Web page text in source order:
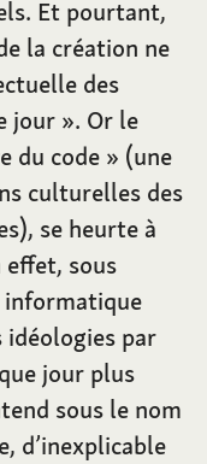
Et pourtant,
la création ne
des
jour ». Or le
du code » (une
culturelles des
se heurte à
effet, sous
idéologies par
jour plus
sous le nom
d’inexplicable